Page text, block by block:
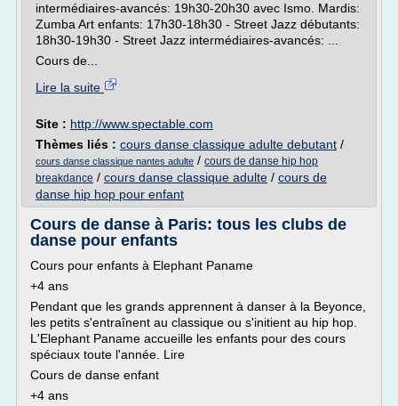
intermédiaires-avancés: 19h30-20h30 avec Ismo. Mardis:
Zumba Art enfants: 17h30-18h30 - Street Jazz débutants:
18h30-19h30 - Street Jazz intermédiaires-avancés: ...
Cours de...
Lire la suite
Site : http://www.spectable.com
Thèmes liés : cours danse classique adulte debutant /
cours danse classique nantes adulte / cours de danse hip hop
breakdance / cours danse classique adulte / cours de
danse hip hop pour enfant
Cours de danse à Paris: tous les clubs de
danse pour enfants
Cours pour enfants à Elephant Paname
+4 ans
Pendant que les grands apprennent à danser à la Beyonce,
les petits s'entraînent au classique ou s'initient au hip hop.
L'Elephant Paname accueille les enfants pour des cours
spéciaux toute l'année. Lire
Cours de danse enfant
+4 ans